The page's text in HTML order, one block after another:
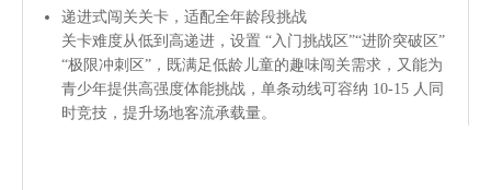
递进式闯关关卡，适配全年龄段挑战
关卡难度从低到高递进，设置 “入门挑战区”“进阶突破区”
“极限冲刺区”，既满足低龄儿童的趣味闯关需求，又能为
青少年提供高强度体能挑战，单条动线可容纳 10-15 人同
时竞技，提升场地客流承载量。